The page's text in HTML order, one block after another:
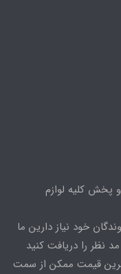
پخش کلیه لوازم
خود نیاز دارین ما
نظر را دریافت کنید
قیمت ممکن از سمت